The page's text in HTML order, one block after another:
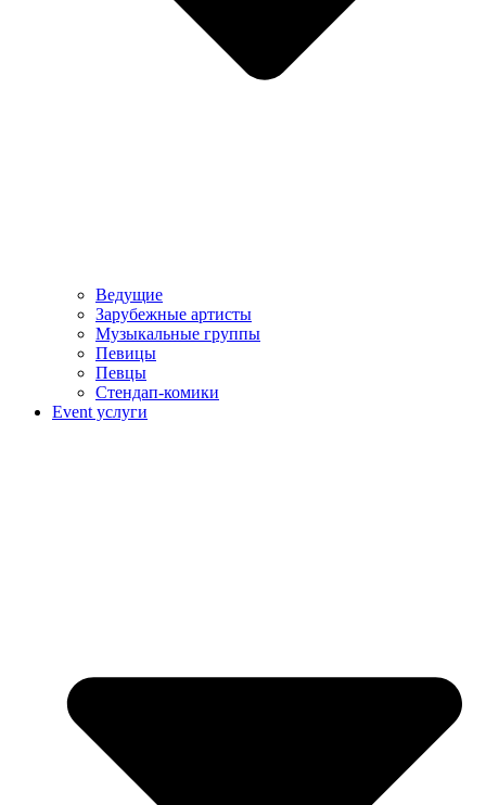
Ведущие
Зарубежные артисты
Музыкальные группы
Певицы
Певцы
Стендап-комики
Event услуги